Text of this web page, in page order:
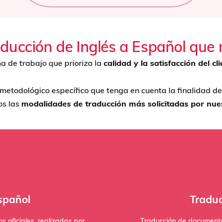
de Inglés a Español
de trabajo que prioriza la calidad y la satisfacción del
específico que tenga en cuenta la finalidad
las modalidades de traducción más solicitadas por
final. Cada proyecto
que tenga en cuenta la
solicitadas por nuestros
Exteriores. Este